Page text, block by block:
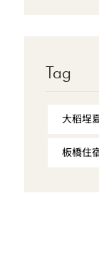
Tag
大稻埕
板橋住